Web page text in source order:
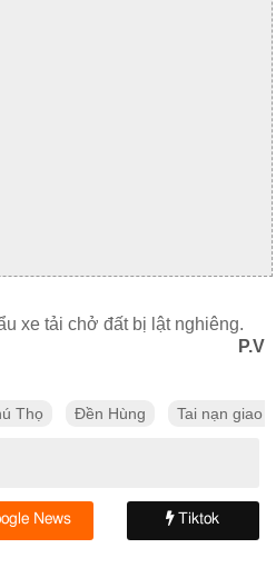
xe tải chở đất bị lật nghiêng.
P.V
Thọ Đền Hùng Tai nạn giao
News Tiktok